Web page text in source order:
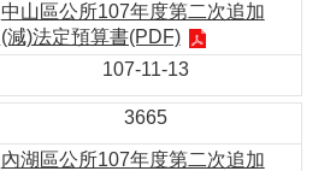
中山區公所107年度第二次追加
(減)法定預算書(PDF)
107-11-13
3665
內湖區公所107年度第二次追加